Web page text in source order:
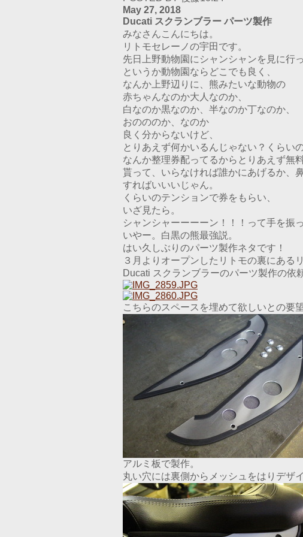
May 27, 2018
Ducati スクランブラー パーツ製作
みなさんこんにちは。
リトモセレーノの宇田です。
先日上野動物園にシャンシャンを見に行
というか動物園ならどこでも良く、
なんか上野辺りに、熊みたいな動物の
赤ちゃんなのか大人なのか、
白なのか黒なのか、半なのか丁なのか、
おのののか、なのか
良く分からないけど、
とりあえず何かいるんじゃない？くらい
なんか整理券配ってるからとりあえず無
貰って、いらなければ誰かにあげるか、
すればいいいじゃん。
くらいのテンションで券をもらい、
いざ見たら。
シャンシャーーーーン！！！って手を振
いやー。白黒の熊最強説。
はい久しぶりのパーツ製作ネタです！
３月よりオープンしたリトモの裏にある
Ducati スクランブラーのパーツ製作の依
こちらのスペースを埋めて欲しいとの要
アルミ板で製作。
丸い穴には裏側からメッシュをはりデザ